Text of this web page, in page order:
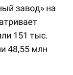
завод» на
151 тыс.
48,55 млн